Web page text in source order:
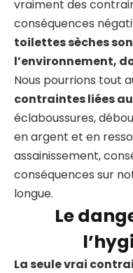
vraiment des
conséquences
toilettes sèches
l’environnement,
Nous pourrions tout
contraintes liées
éclaboussures,
en argent et en
assainissement,
conséquences sur
longue.
Le
La seule vrai